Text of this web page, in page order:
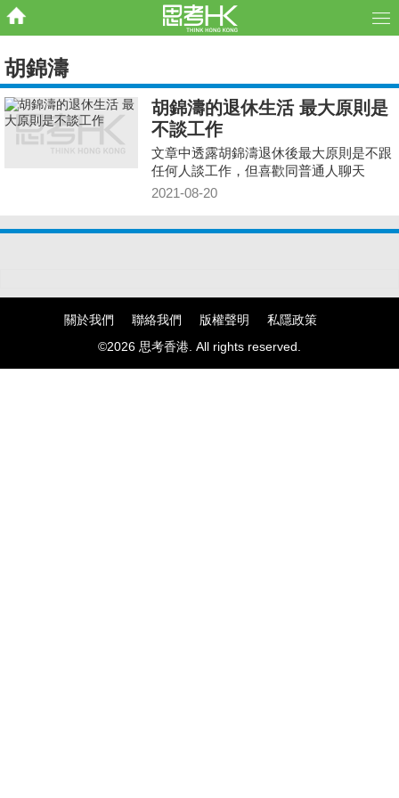
胡錦濤
胡錦濤的退休生活 最大原則是
不談工作
文章中透露胡錦濤退休後最大原則是不跟
任何人談工作，但喜歡同普通人聊天
2021-08-20
關於我們 聯絡我們 版權聲明
私隱政策
©2026 思考香港. All rights reserved.